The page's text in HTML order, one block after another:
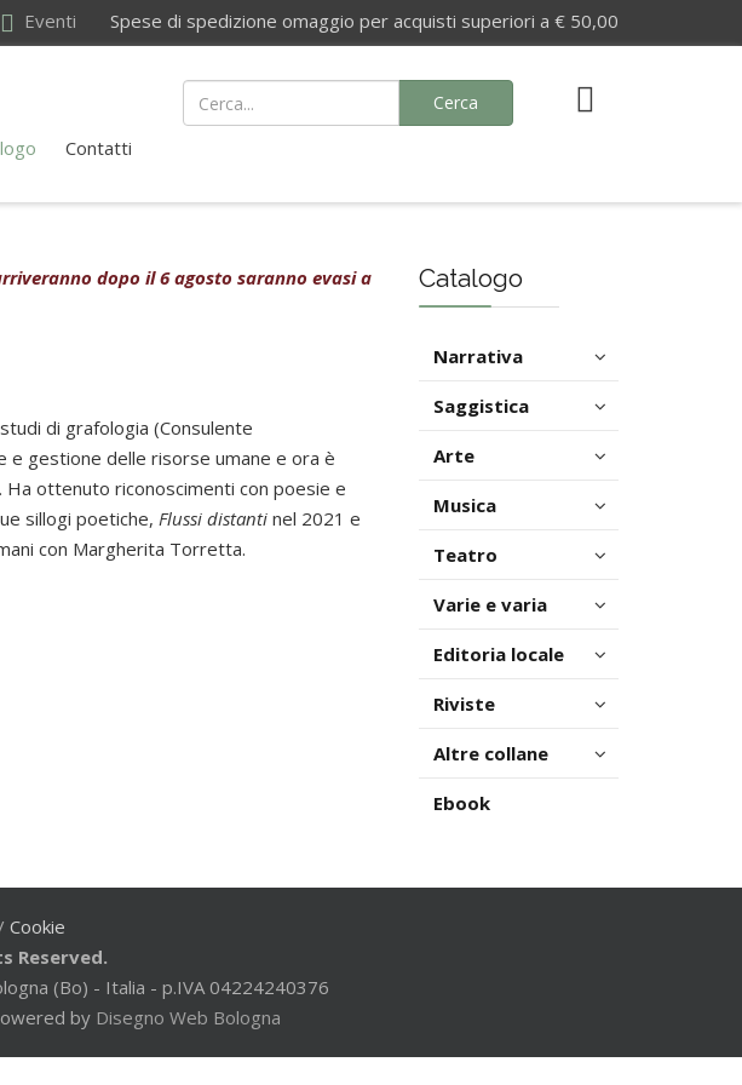
Eventi Spese di spedizione omaggio per acquisti superiori a € 50,00
Contatti
Cerca
dopo il 6 agosto saranno evasi a
di grafologia (Consulente
e gestione delle risorse umane e ora è
ottenuto riconoscimenti con poesie e
sillogi poetiche, Flussi distanti nel 2021 e
con Margherita Torretta.
Catalogo
Narrativa
Saggistica
Arte
Musica
Teatro
Varie e varia
Editoria locale
Riviste
Altre collane
Ebook
Cookie
Reserved.
(Bo) - Italia - p.IVA 04224240376
by Disegno Web Bologna